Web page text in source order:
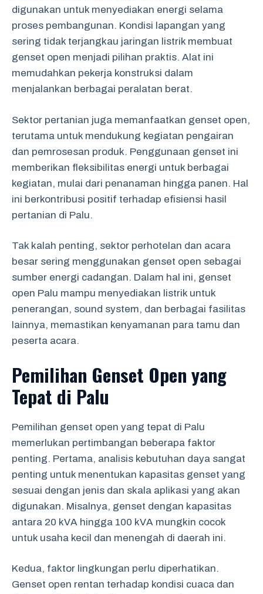
digunakan untuk menyediakan energi selama
proses pembangunan. Kondisi lapangan yang
sering tidak terjangkau jaringan listrik membuat
genset open menjadi pilihan praktis. Alat ini
memudahkan pekerja konstruksi dalam
menjalankan berbagai peralatan berat.
Sektor pertanian juga memanfaatkan genset open,
terutama untuk mendukung kegiatan pengairan
dan pemrosesan produk. Penggunaan genset ini
memberikan fleksibilitas energi untuk berbagai
kegiatan, mulai dari penanaman hingga panen. Hal
ini berkontribusi positif terhadap efisiensi hasil
pertanian di Palu.
Tak kalah penting, sektor perhotelan dan acara
besar sering menggunakan genset open sebagai
sumber energi cadangan. Dalam hal ini, genset
open Palu mampu menyediakan listrik untuk
penerangan, sound system, dan berbagai fasilitas
lainnya, memastikan kenyamanan para tamu dan
peserta acara.
Pemilihan Genset Open yang
Tepat di Palu
Pemilihan genset open yang tepat di Palu
memerlukan pertimbangan beberapa faktor
penting. Pertama, analisis kebutuhan daya sangat
penting untuk menentukan kapasitas genset yang
sesuai dengan jenis dan skala aplikasi yang akan
digunakan. Misalnya, genset dengan kapasitas
antara 20 kVA hingga 100 kVA mungkin cocok
untuk usaha kecil dan menengah di daerah ini.
Kedua, faktor lingkungan perlu diperhatikan.
Genset open rentan terhadap kondisi cuaca dan